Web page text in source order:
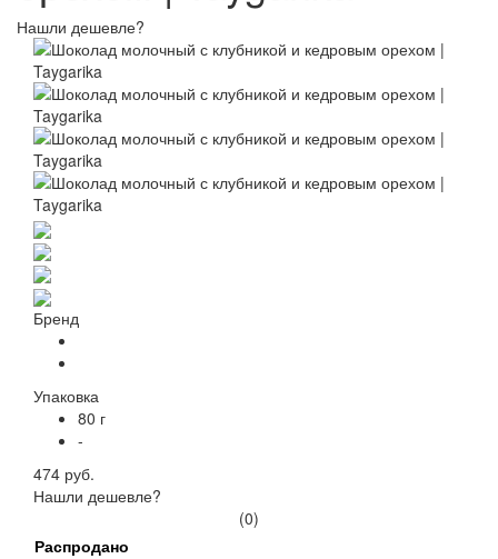
Нашли дешевле?
Бренд
Упаковка
80 г
-
474 руб.
Нашли дешевле?
(0)
Распродано